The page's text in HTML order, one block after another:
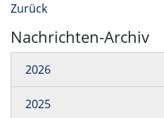
Zurück
Nachrichten-Archiv
2026
2025